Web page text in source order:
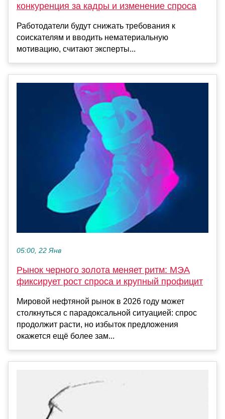
конкуренция за кадры и изменение спроса
Работодатели будут снижать требования к
соискателям и вводить нематериальную
мотивацию, считают эксперты...
05:00, 22 Янв
Рынок черного золота меняет ритм: МЭА
фиксирует рост спроса и крупный профицит
Мировой нефтяной рынок в 2026 году может
столкнуться с парадоксальной ситуацией: спрос
продолжит расти, но избыток предложения
окажется ещё более зам...